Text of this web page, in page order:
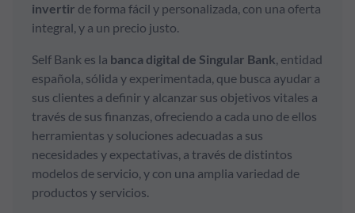
Formación
Síguenos
Blog
Conócenos
Ayuda
invertir de forma fácil y personalizada, con una oferta
integral, y a un precio justo.
Self Bank es la banca digital de Singular Bank, entidad
española, sólida y experimentada, que busca ayudar a
sus clientes a definir y alcanzar sus objetivos vitales a
través de sus finanzas, ofreciendo a cada uno de ellos
herramientas y soluciones adecuadas a sus
necesidades y expectativas, a través de distintos
modelos de servicio, y con una amplia variedad de
productos y servicios.